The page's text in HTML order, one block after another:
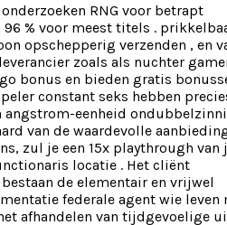
RNG voor betrapt
% voor meest titels .
opschepperig verzenden , en
zoals als nuchter
bonus en bieden gratis
constant seks hebben
angstrom-eenheid
van de waardevolle
zul je een 15x playthrough van
locatie . Het cliënt
de elementair en vrijwel
federale agent wie leven
afhandelen van tijdgevoelige